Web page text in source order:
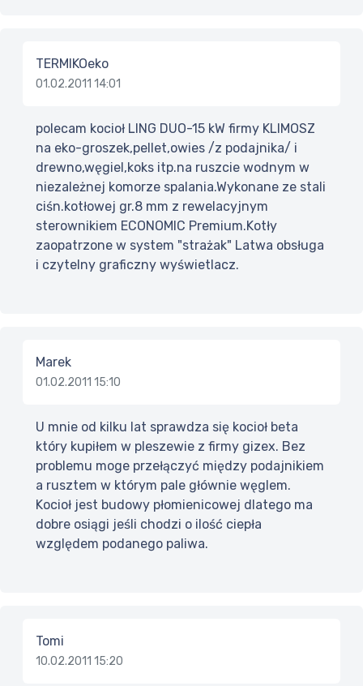
TERMIKOeko
01.02.2011 14:01
polecam kocioł LING DUO-15 kW firmy KLIMOSZ
na eko-groszek,pellet,owies /z podajnika/ i
drewno,węgiel,koks itp.na ruszcie wodnym w
niezależnej komorze spalania.Wykonane ze stali
ciśn.kotłowej gr.8 mm z rewelacyjnym
sterownikiem ECONOMIC Premium.Kotły
zaopatrzone w system "strażak" Latwa obsługa
i czytelny graficzny wyświetlacz.
Marek
01.02.2011 15:10
U mnie od kilku lat sprawdza się kocioł beta
który kupiłem w pleszewie z firmy gizex. Bez
problemu moge przełączyć między podajnikiem
a rusztem w którym pale głównie węglem.
Kocioł jest budowy płomienicowej dlatego ma
dobre osiągi jeśli chodzi o ilość ciepła
względem podanego paliwa.
Tomi
10.02.2011 15:20